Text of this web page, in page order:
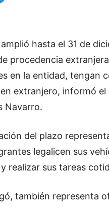
hasta el 31 de
procedencia
en la entidad, tengan
extranjero, informó
Navarro.
del plazo
legalicen sus
realizar sus tareas
también representa